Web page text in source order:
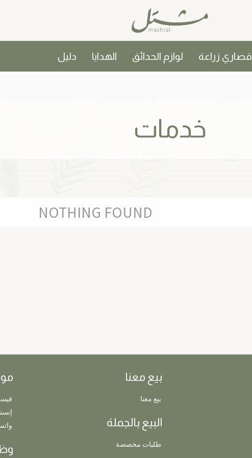
قصاري زراعة لوازم الحدائق الهدايا دليل
خدمات
NOTHING FOUND
بيع معنا
بيع معنا
البيع بالجملة
طلبات مخصصة